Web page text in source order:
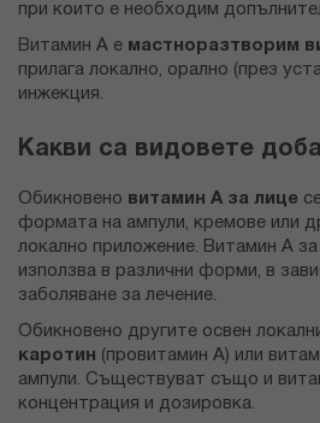
при които е необходим
Витамин А е мастноразтворим
прилага локално, орално (през
инжекция.
Какви са видовете
Обикновено витамин А за лице
формата на ампули, кремове или
локално приложение. Витамин А
използва в различни форми, в
заболяване за лечение.
Обикновено другите освен
каротин (провитамин А) или
ампули. Съществуват също и
концентрация и дозировка.